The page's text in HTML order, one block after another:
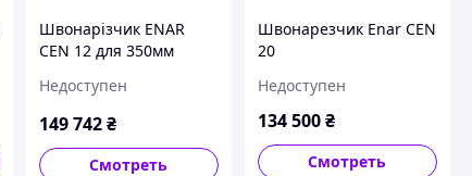
Швонарізчик ENAR
CEN 12 для 350мм
Honda GX270
Недоступен
149 742 ₴
Смотреть
Швонарезчик Enar CEN
20
Недоступен
134 500₴
Смотреть